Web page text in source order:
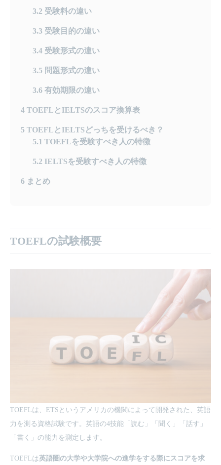
3.2 受験料の違い
3.3 受験目的の違い
3.4 受験形式の違い
3.5 問題形式の違い
3.6 有効期限の違い
4 TOEFLとIELTSのスコア換算表
5 TOEFLとIELTSどっちを受けるべき？
5.1 TOEFLを受験すべき人の特徴
5.2 IELTSを受験すべき人の特徴
6 まとめ
TOEFLの試験概要
TOEFLは、ETSというアメリカの機関によって開発された、英語
力を測る資格試験です。英語の4技能「読む」「聞く」「話す」
「書く」の能力を測定します。
TOEFLは英語圏の大学や大学院への進学をする際にスコアを求